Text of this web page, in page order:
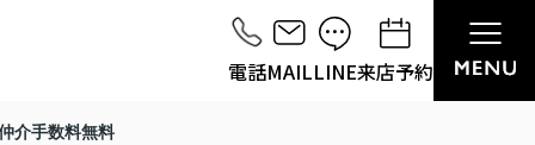
電話MAILLINE来店予約
介手数料無料